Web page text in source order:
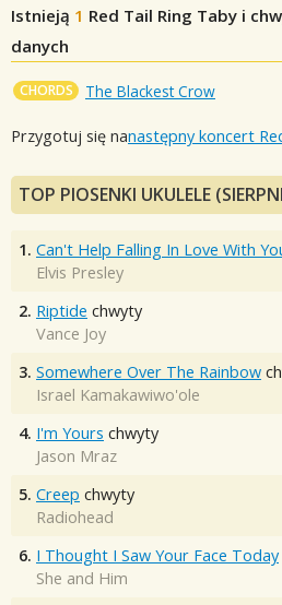
Istnieją 1 Red Tail Ring Taby i
danych
CHORDS The Blackest Crow
Przygotuj się nanastępny koncert
TOP PIOSENKI UKULELE
1. Can't Help Falling In Love With
Elvis Presley
2. Riptide chwyty
Vance Joy
3. Somewhere Over The Rainbow
Israel Kamakawiwo'ole
4. I'm Yours chwyty
Jason Mraz
5. Creep chwyty
Radiohead
6. I Thought I Saw Your Face Today
She and Him